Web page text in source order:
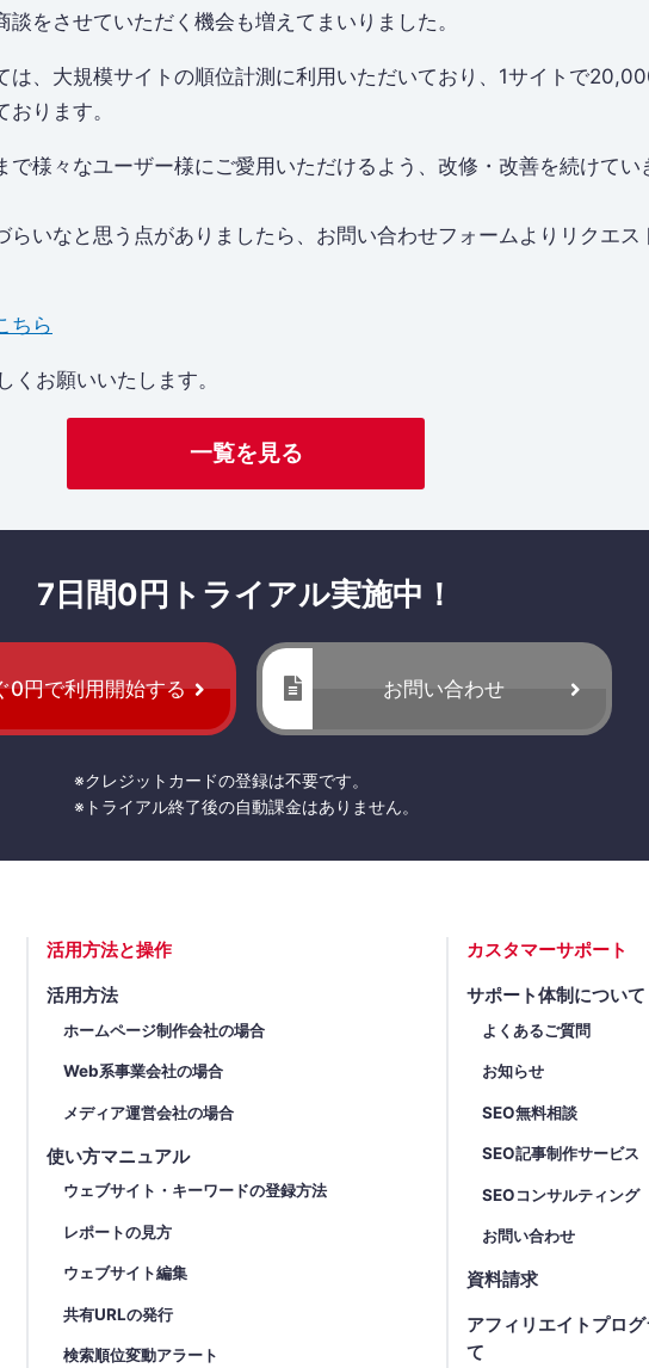
談をさせていただく機会も増えてまいりました。
は、大規模サイトの順位計測に利用いただいており、1サイトで
ります。
で様々なユーザー様にご愛用いただけるよう、改修・改善を続けてい
らいなと思う点がありましたら、お問い合わせフォームよりリクエス
ちら
お願いいたします。
一覧を見る
7日間0円トライアル実施中！
0円で利用開始する お問い合わせ
※クレジットカードの登録は不要です。
※トライアル終了後の自動課金はありません。
活用方法と操作
活用方法
ホームページ制作会社の場合
Web系事業会社の場合
メディア運営会社の場合
使い方マニュアル
ウェブサイト・キーワードの登録方法
レポートの見方
ウェブサイト編集
共有URLの発行
検索順位変動アラート
カスタマーサポート
サポート体制について
よくあるご質問
お知らせ
SEO無料相談
SEO記事制作サービス
SEOコンサルティング
お問い合わせ
資料請求
アフィリエイトプロ
て